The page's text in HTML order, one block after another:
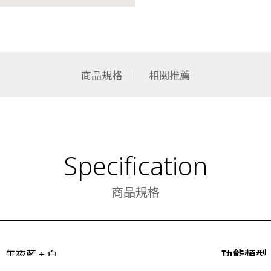
商品規格 相關推薦
Specification
商品規格
午夜藍 + 白 功能類型